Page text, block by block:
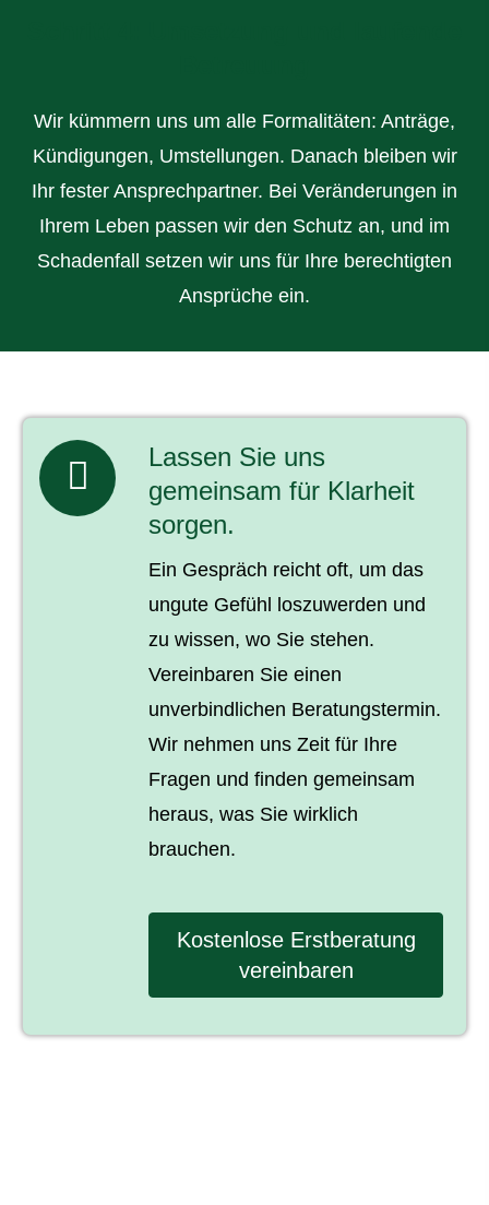
Wir kümmern uns um alle Formalitäten: Anträge,
Kündigungen, Umstellungen. Danach bleiben wir
Ihr fester Ansprechpartner. Bei Veränderungen in
Ihrem Leben passen wir den Schutz an, und im
Schadenfall setzen wir uns für Ihre berechtigten
Ansprüche ein.
Lassen Sie uns
gemeinsam für Klarheit
sorgen.
Ein Gespräch reicht oft, um das
ungute Gefühl loszuwerden und
zu wissen, wo Sie stehen.
Vereinbaren Sie einen
unverbindlichen Beratungstermin.
Wir nehmen uns Zeit für Ihre
Fragen und finden gemeinsam
heraus, was Sie wirklich
brauchen.
Kostenlose Erstberatung
vereinbaren